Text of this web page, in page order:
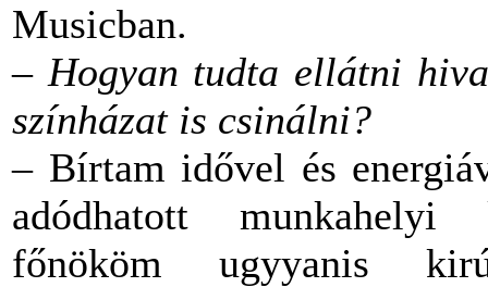
Musicban.
– Hogyan tudta ellátni
színházat is csinálni?
– Bírtam idővel és
adódhatott munkahelyi
főnököm ugyyanis